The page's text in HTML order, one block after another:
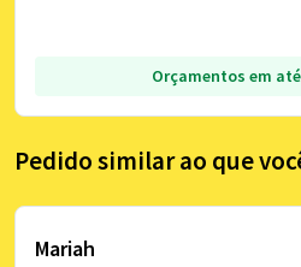
Orçamentos em
Pedido similar ao que
Mariah